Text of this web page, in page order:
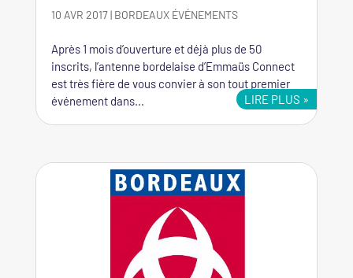
10 AVR 2017| BORDEAUX ÉVÉNEMENTS
Après 1 mois d’ouverture et déjà plus de 50
inscrits, l’antenne bordelaise d’Emmaüs Connect
est très fière de vous convier à son tout premier
événement dans...
LIRE PLUS